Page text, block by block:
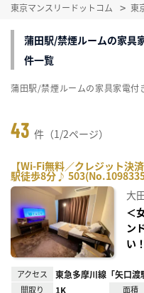
東京マンスリードットコム 東
蒲田駅/禁煙ルームの家具
件一覧
43 件（1/2ページ）
【Wi-Fi無料／クレジット決
駅徒歩8分♪
大
＜
ン
い！
アクセス 東急多摩川線「矢口渡
間取り 1K 面積